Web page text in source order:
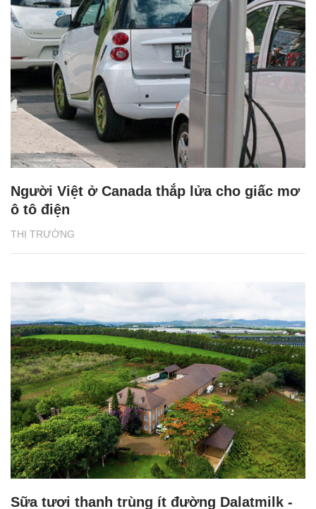
THỊ TRƯỜNG
Người Việt ở Canada thắp lửa cho giấc mơ
ô tô điện
Sữa tươi thanh trùng ít đường Dalatmilk -